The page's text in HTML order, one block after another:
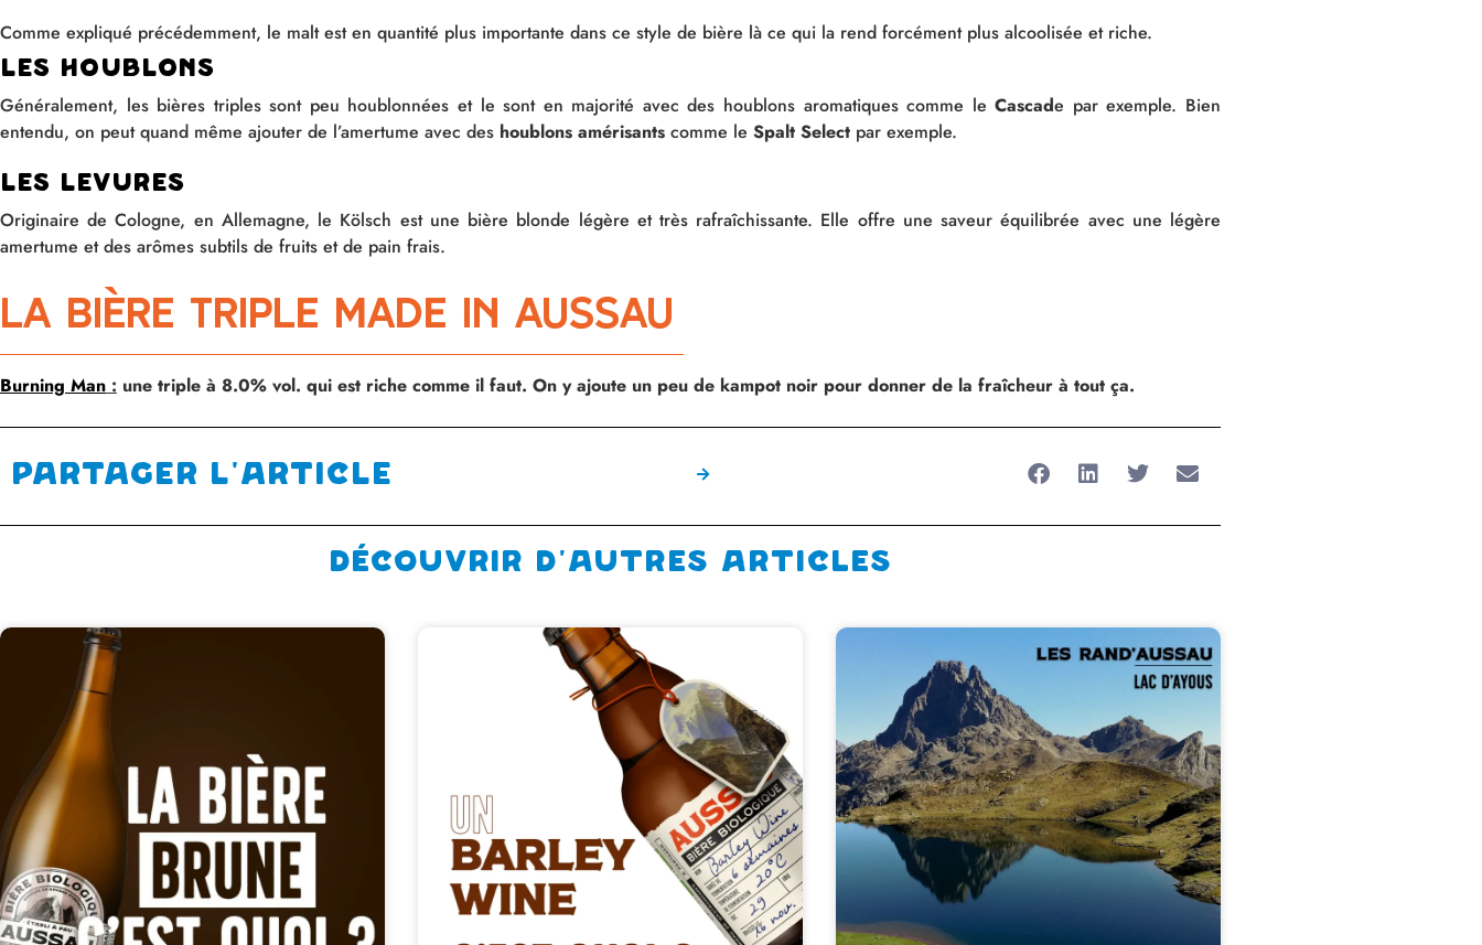
Comme expliqué précédemment, le malt est en quantité plus importante dans ce style de bière là ce qui la rend forcément plus alcoolisée et riche.
Les houblons
Généralement, les bières triples sont peu houblonnées et le sont en majorité avec des houblons aromatiques comme le Cascade par exemple. Bien
entendu, on peut quand même ajouter de l’amertume avec des houblons amérisants comme le Spalt Select par exemple.
Les levures
Originaire de Cologne, en Allemagne, le Kölsch est une bière blonde légère et très rafraîchissante. Elle offre une saveur équilibrée avec une légère
amertume et des arômes subtils de fruits et de pain frais.
La bière triple made in aussau
Burning Man : une triple à 8.0% vol. qui est riche comme il faut. On y ajoute un peu de kampot noir pour donner de la fraîcheur à tout ça.
Partager l'article
Découvrir d'autres articles